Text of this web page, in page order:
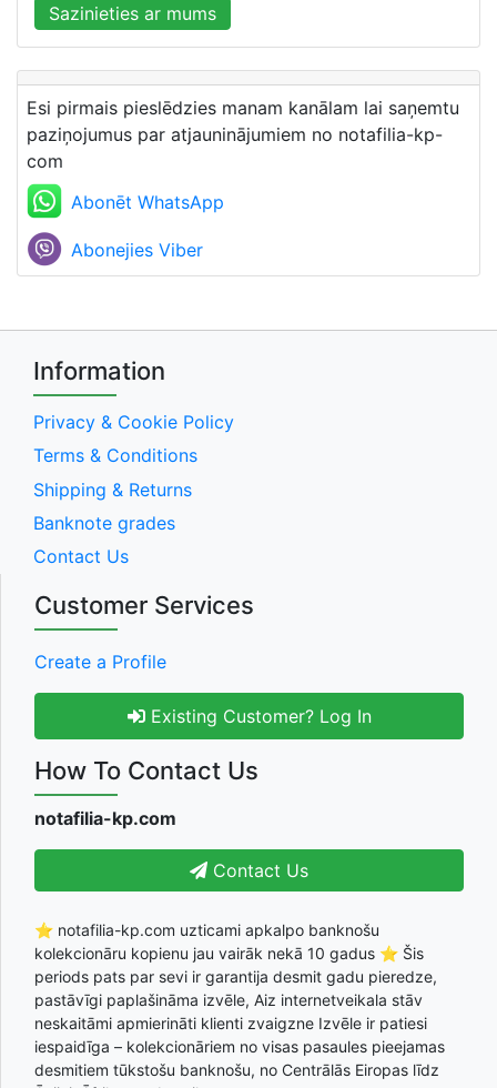
Sazinieties ar mums
Esi pirmais pieslēdzies manam kanālam lai saņemtu
paziņojumus par atjauninājumiem no notafilia-kp-
com
Abonēt WhatsApp
Abonejies Viber
Information
Privacy & Cookie Policy
Terms & Conditions
Shipping & Returns
Banknote grades
Contact Us
Customer Services
Create a Profile
Existing Customer? Log In
How To Contact Us
notafilia-kp.com
Contact Us
⭐ notafilia-kp.com uzticami apkalpo banknošu
kolekcionāru kopienu jau vairāk nekā 10 gadus ⭐ Šis
periods pats par sevi ir garantija desmit gadu pieredze,
pastāvīgi paplašināma izvēle, Aiz internetveikala stāv
neskaitāmi apmierināti klienti zvaigzne Izvēle ir patiesi
iespaidīga – kolekcionāriem no visas pasaules pieejamas
desmitiem tūkstošu banknošu, no Centrālās Eiropas līdz